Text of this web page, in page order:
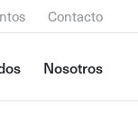
Contacto
Nosotros